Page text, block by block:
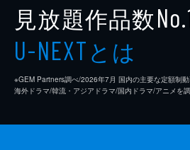
見放題作品数
U-NEXTとは
※GEM Partners調べ/2026年7⽉ 国内の主要な定額制
海外ドラマ/韓流・アジアドラマ/国内ドラマ/アニメを